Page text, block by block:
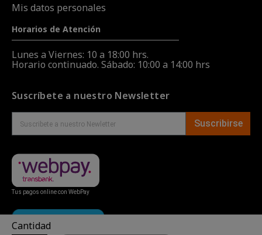
Cantidad
Mis datos personales
Horarios de Atención
Lunes a Viernes: 10 a 18:00 hrs.
Horario continuado. Sábado: 10:00 a 14:00 hrs
Suscríbete a nuestro Newsletter
Suscribirse
Tus pagos online con WebPay